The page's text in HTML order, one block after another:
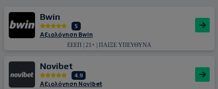
Bwin
5
Αξιολόγηση Bwin
ΕΕΕΠ | 21+ | ΠΑΙΞΕ ΥΠΕΥΘΥΝΑ
Novibet
4.9
Αξιολόγηση Novibet